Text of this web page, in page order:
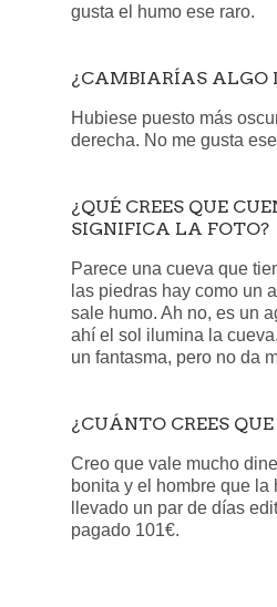
gusta el humo ese raro.
¿CAMBIARÍAS ALGO
Hubiese puesto más
derecha. No me gusta
¿QUÉ CREES QUE
SIGNIFICA LA FOTO?
Parece una cueva que
las piedras hay como un
sale humo. Ah no, es un
ahí el sol ilumina la
un fantasma, pero no da
¿CUÁNTO CREES
Creo que vale mucho
bonita y el hombre que la
llevado un par de días
pagado 101€.